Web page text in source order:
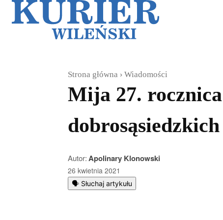
Strona główna Wiadomości
Mija 27.
Autor:Apolinary Klonowski
26 kwietnia 2021
🗣️ Słuchaj artykułu